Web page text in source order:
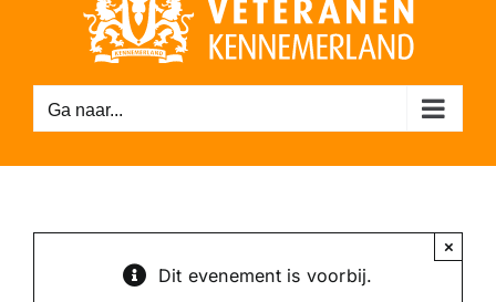
Ga naar...
Dit evenement is voorbij.
×